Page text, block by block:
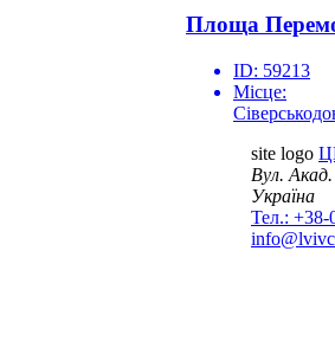
Площа
ID: 59213
Місце:
site logo
Вул.
Україна
Тел.: +38-